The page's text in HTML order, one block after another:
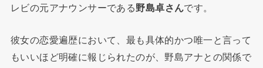
レビの元アナウンサーである野島卓さんです。
彼女の恋愛遍歴において、最も具体的かつ唯一と言って
もいいほど明確に報じられたのが、野島アナとの関係で